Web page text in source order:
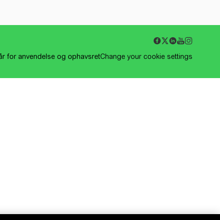
for anvendelse og ophavsretChange your cookie settings